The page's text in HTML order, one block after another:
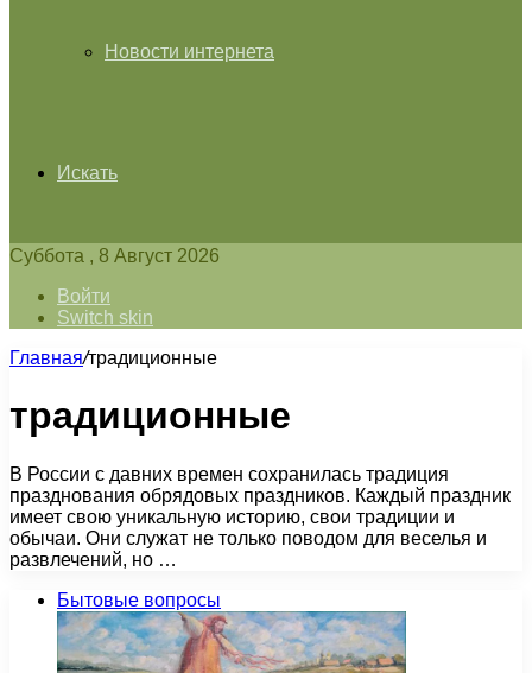
Новости интернета
Искать
Суббота , 8 Август 2026
Войти
Switch skin
Главная/традиционные
традиционные
В России с давних времен сохранилась традиция
празднования обрядовых праздников. Каждый праздник
имеет свою уникальную историю, свои традиции и
обычаи. Они служат не только поводом для веселья и
развлечений, но …
Бытовые вопросы